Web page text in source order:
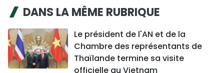
DANS LA MÊME RUBRIQUE
Le président de l'AN et de la
Chambre des représentants de
Thaïlande termine sa visite
officielle au Vietnam